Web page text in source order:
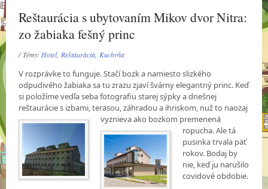
Reštaurácia s ubytovaním Mikov dvor Nitra:
zo žabiaka fešný princ
/ Témy:Hotel,Reštaurácia,Kuchyňa
V rozprávke to funguje. Stačí bozk a namiesto slizkého
odpudivého žabiaka sa tu zrazu zjaví švárny elegantný princ. Keď
si položíme vedľa seba fotografiu starej sýpky a dnešnej
reštaurácie s izbami, terasou, záhradou a ihriskom, nuž to naozaj
vyznieva ako bozkom premenená
ropucha. Ale tá
pusinka trvala päť
rokov. Bodaj by
nie, keď ju narušilo
covidové obdobie.